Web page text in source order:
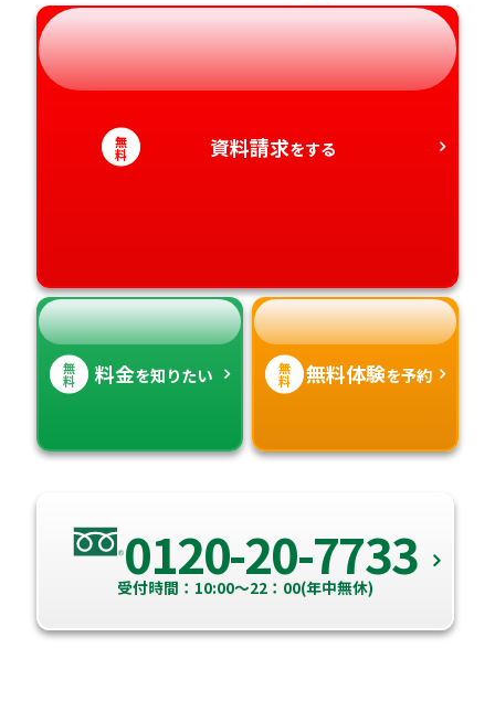
岐阜県
静岡県
愛知県
奈良県
和歌山県
山口県
徳島県
香川県
高知県
熊本県
大分県
宮崎県
沖縄県
無
料 資料請求をする
無
料 料金を知りたい 無
料 無料体験を予約
0120-20-7733
受付時間：10:00～22：00(年中無休)